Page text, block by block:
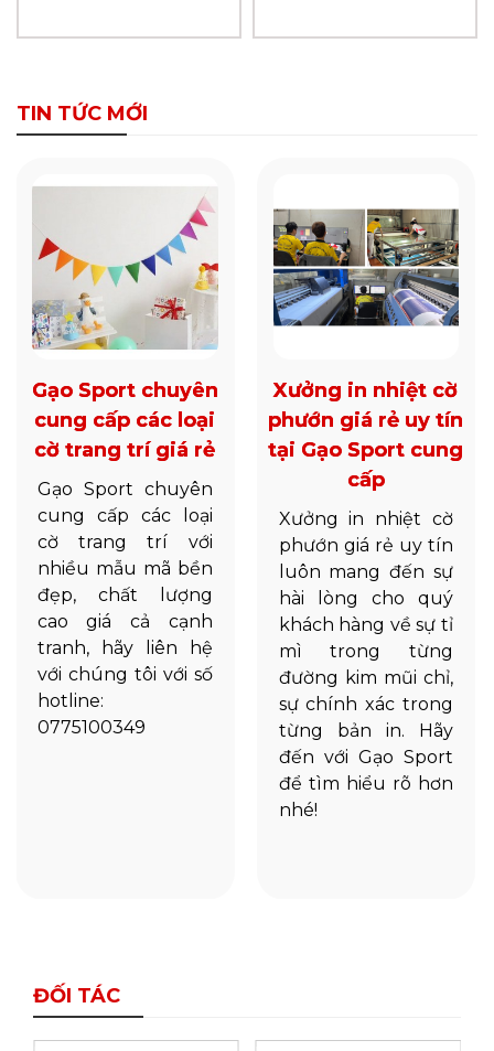
TIN TỨC MỚI
Gạo Sport chuyên
cung cấp các loại
cờ trang trí giá rẻ
Gạo Sport chuyên
cung cấp các loại
cờ trang trí với
nhiều mẫu mã bền
đẹp, chất lượng
cao giá cả cạnh
tranh, hãy liên hệ
với chúng tôi với số
hotline:
0775100349
Xưởng in nhiệt cờ
phướn giá rẻ uy tín
tại Gạo Sport cung
cấp
Xưởng in nhiệt cờ
phướn giá rẻ uy tín
luôn mang đến sự
hài lòng cho quý
khách hàng về sự tỉ
mì trong từng
đường kim mũi chỉ,
sự chính xác trong
từng bản in. Hãy
đến với Gạo Sport
để tìm hiểu rõ hơn
nhé!
ĐỐI TÁC